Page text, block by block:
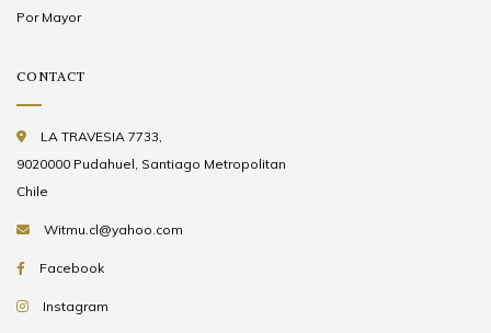
Por Mayor
CONTACT
LA TRAVESIA 7733,
9020000 Pudahuel, Santiago Metropolitan
Chile
Witmu.cl@yahoo.com
Facebook
Instagram